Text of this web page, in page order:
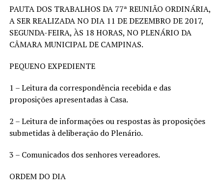
PAUTA DOS TRABALHOS DA 77ª REUNIÃO ORDINÁRIA,
A SER REALIZADA NO DIA 11 DE DEZEMBRO DE 2017,
SEGUNDA-FEIRA, ÀS 18 HORAS, NO PLENÁRIO DA
CÂMARA MUNICIPAL DE CAMPINAS.
PEQUENO EXPEDIENTE
1 – Leitura da correspondência recebida e das
proposições apresentadas à Casa.
2 – Leitura de informações ou respostas às proposições
submetidas à deliberação do Plenário.
3 – Comunicados dos senhores vereadores.
ORDEM DO DIA